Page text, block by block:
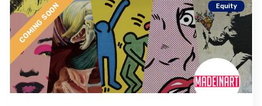
COMING SOON Equity